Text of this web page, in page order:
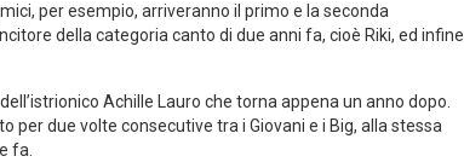
per esempio, arriveranno il primo e la seconda
della categoria canto di due anni fa, cioè Riki, ed infine
Achille Lauro che torna appena un anno dopo.
per due volte consecutive tra i Giovani e i Big, alla stessa
fa.